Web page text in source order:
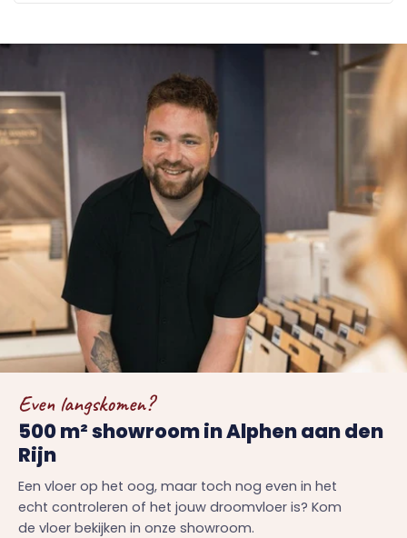
Even langskomen?
500 m² showroom in Alphen aan den
Rijn
Een vloer op het oog, maar toch nog even in het
echt controleren of het jouw droomvloer is? Kom
de vloer bekijken in onze showroom.